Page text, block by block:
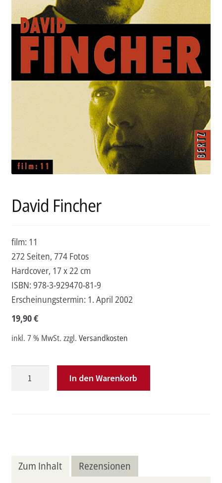
Aktuelles
Handel
Service
Untermenü
öffnen
Newsletter
David Fincher
film: 11
272 Seiten, 774 Fotos
Hardcover, 17 x 22 cm
ISBN: 978-3-929470-81-9
Erscheinungstermin: 1. April 2002
19,90€
inkl. 7 % MwSt. zzgl. Versandkosten
In den Warenkorb
Zum Inhalt Rezensionen